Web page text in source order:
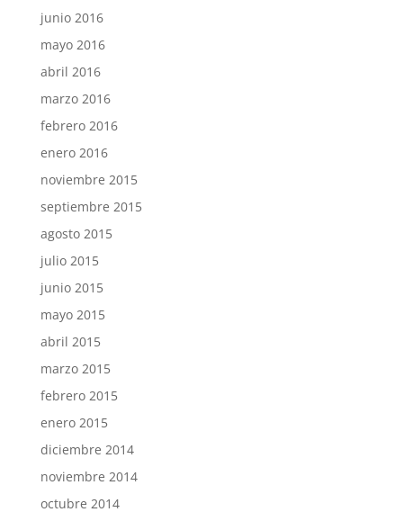
junio 2016
mayo 2016
abril 2016
marzo 2016
febrero 2016
enero 2016
noviembre 2015
septiembre 2015
agosto 2015
julio 2015
junio 2015
mayo 2015
abril 2015
marzo 2015
febrero 2015
enero 2015
diciembre 2014
noviembre 2014
octubre 2014